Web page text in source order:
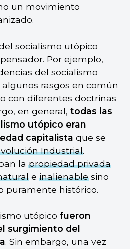
un movimiento
socialismo utópico
Por ejemplo,
del socialismo
rasgos en común
con diferentes doctrinas
en general, todas las
utópico eran
capitalista que se
Industrial.
lapropiedad privada
einalienablesino
puramente histórico.
utópico fueron
surgimiento del
. Sin embargo, una vez